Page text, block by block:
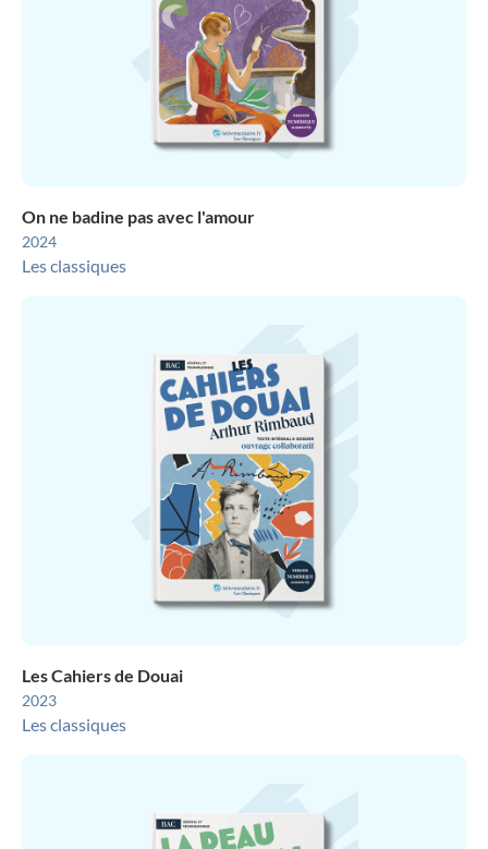
On ne badine pas avec l'amour
2024
Les classiques
Les Cahiers de Douai
2023
Les classiques